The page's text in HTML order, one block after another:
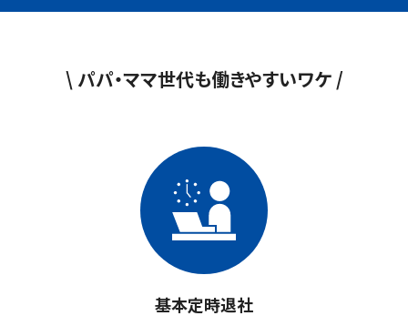
\ パパ・ママ世代も働きやすいワケ /
基本定時退社